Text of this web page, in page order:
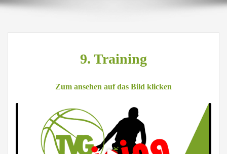
9. Training
Zum ansehen auf das Bild klicken